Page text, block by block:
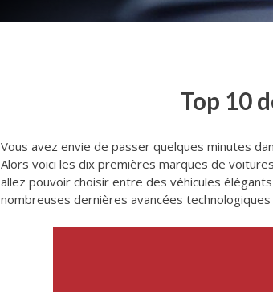
Top 10
Vous avez envie de passer quelques minutes
Alors voici les dix premières marques de
allez pouvoir choisir entre des véhicules
nombreuses dernières avancées technologiques